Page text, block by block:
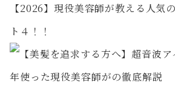
【2026】現役美容師が教える人気
ト４！！